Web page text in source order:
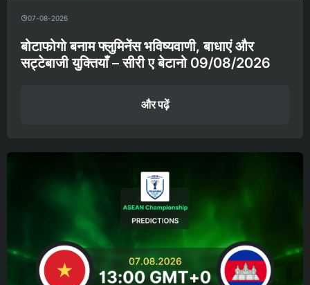
07-08-2026
बोटाफोगो बनाम फ्लुमिनेंस भविष्यवाणी, बाधाएं और
सट्टेबाजी युक्तियाँ – सीरी ए बेटानो 09/08/2026
और पढ़ें